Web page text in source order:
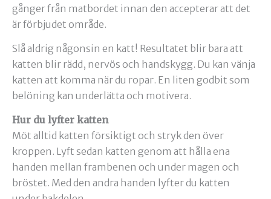
gånger från matbordet innan den accepterar att det
är förbjudet område.
Slå aldrig någonsin en katt! Resultatet blir bara att
katten blir rädd, nervös och handskygg. Du kan vänja
katten att komma när du ropar. En liten godbit som
belöning kan underlätta och motivera.
Hur du lyfter katten
Möt alltid katten försiktigt och stryk den över
kroppen. Lyft sedan katten genom att hålla ena
handen mellan frambenen och under magen och
bröstet. Med den andra handen lyfter du katten